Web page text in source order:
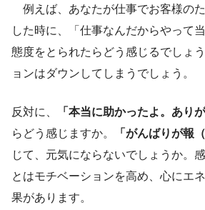
例えば、あなたが仕事でお客様の
した時に、「仕事なんだからやって
態度をとられたらどう感じるでしょ
ョンはダウンしてしまうでしょう。
反対に、 「本当に助かったよ。ありが
らどう感じますか。
「がんばりが報
じて、元気にならないでしょうか。
とはモチベーションを高め、心にエ
果があります。